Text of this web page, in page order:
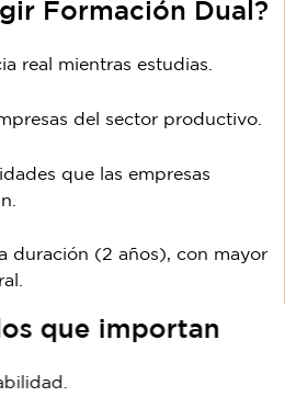
Formación Dual?
real mientras estudias.
del sector productivo.
que las empresas
duración (2 años), con mayor
que importan